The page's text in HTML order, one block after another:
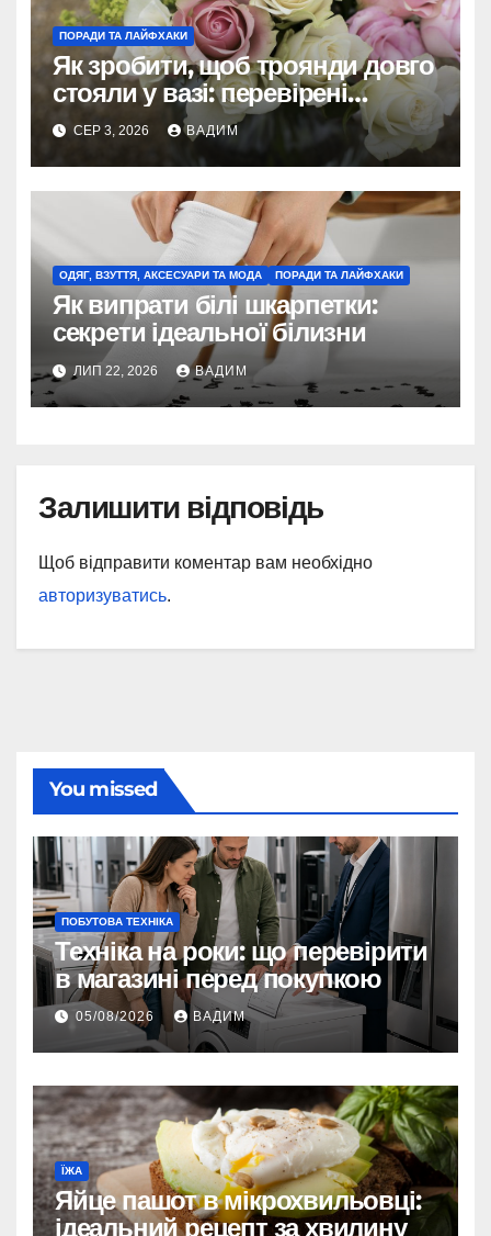
ПОРАДИ ТА ЛАЙФХАКИ
Як зробити, щоб троянди довго
стояли у вазі: перевірені
способи 2026
СЕР 3, 2026 ВАДИМ
ОДЯГ, ВЗУТТЯ, АКСЕСУАРИ ТА МОДА ПОРАДИ ТА ЛАЙФХАКИ
Як випрати білі шкарпетки:
секрети ідеальної білизни
ЛИП 22, 2026 ВАДИМ
Залишити відповідь
Щоб відправити коментар вам необхідно
авторизуватись.
You missed
ПОБУТОВА ТЕХНІКА
Техніка на роки: що перевірити
в магазині перед покупкою
05/08/2026 ВАДИМ
ЇЖА
Яйце пашот в мікрохвильовці:
ідеальний рецепт за хвилину